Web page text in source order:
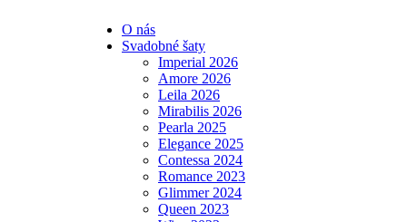
O nás
Svadobné šaty
Imperial 2026
Amore 2026
Leila 2026
Mirabilis 2026
Pearla 2025
Elegance 2025
Contessa 2024
Romance 2023
Glimmer 2024
Queen 2023